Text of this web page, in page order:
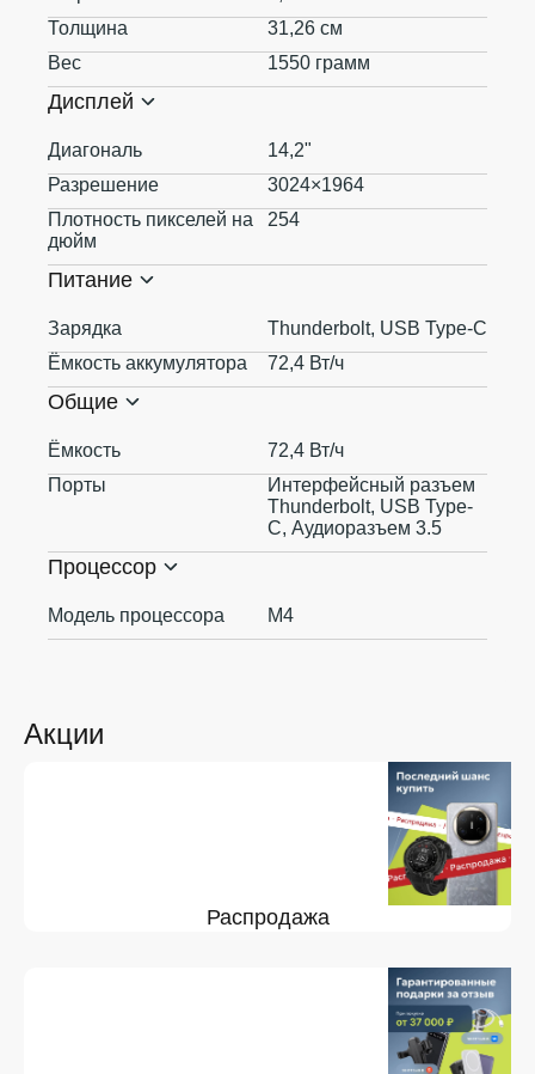
Акции
Распродажа
Толщина
31,26 см
Вес
1550 грамм
Дисплей
Диагональ
14,2"
Разрешение
3024×1964
Плотность пикселей на
дюйм
254
Питание
Зарядка
Thunderbolt, USB Type-С
Ёмкость аккумулятора
72,4 Вт/ч
Общие
Ёмкость
72,4 Вт/ч
Порты
Интерфейсный разъем
Thunderbolt, USB Type-
С, Аудиоразъем 3.5
Процессор
Модель процессора M4